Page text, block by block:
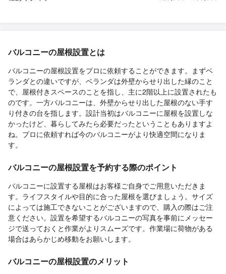
バルコニーの屋根設置とは
バルコニーの屋根設置をプロに依頼することができます。まずベ
ランダとの違いですが、ベランダは外壁からせり出した縁のこと
で、屋根付きスペースのことを指し、主に2階以上に設置されたも
のです。一方バルコニーは、外壁からせり出した屋根のない手す
り付きの台を指します。設計当初はバルコニーに屋根を設置しな
かったけど、暮らしてみたら必要だったということもありますよ
ね。プロに依頼すれば今のバルコニーがより快適空間になりま
す。
バルコニーの屋根設置を予約する際のポイント
バルコニーに設置する屋根はお客様ご自身でご用意いただきま
す。ライフスタイルや目的に合った屋根を選びましょう。サイズ
によっては施工できないことがございますので、購入の際はご注
意ください。設置を希望するバルコニーの写真を事前にメッセー
ジで送っておくと作業がよりスムーズです。作業場に荷物がある
場合はあらかじめ移動をお願いします。
バルコニーの屋根設置のメリット